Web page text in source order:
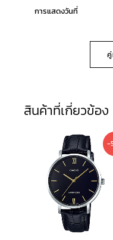
การแสดงวันที่
สินค้าที่เกี่ยวข้อง
-
price
was:
2,290 ฿.